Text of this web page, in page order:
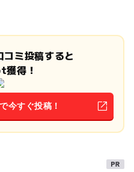
コミ投稿すると
得！
今すぐ投稿！